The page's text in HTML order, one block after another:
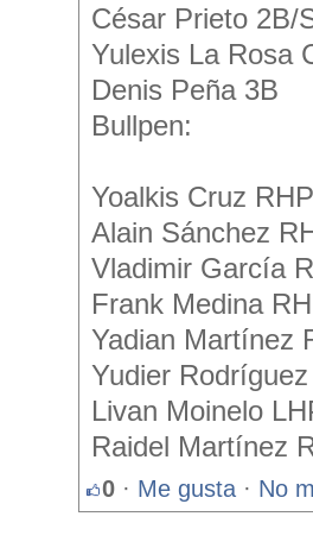
César Prieto 2B/
Yulexis La Rosa
Denis Peña 3B
Bullpen:
Yoalkis Cruz RHP
Alain Sánchez
Vladimir García
Frank Medina
Yadian Martínez
Yudier
Livan Moinelo
Raidel Martínez
0 · Me gusta · No